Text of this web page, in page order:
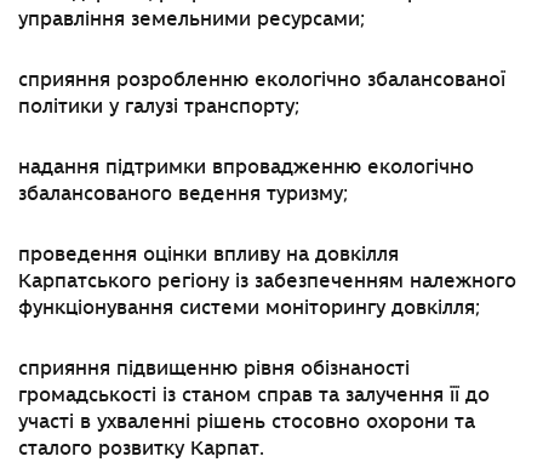
управління земельними ресурсами;
сприяння розробленню екологічно збалансованої
політики у галузі транспорту;
надання підтримки впровадженню екологічно
збалансованого ведення туризму;
проведення оцінки впливу на довкілля
Карпатського регіону із забезпеченням належного
функціонування системи моніторингу довкілля;
сприяння підвищенню рівня обізнаності
громадськості із станом справ та залучення її до
участі в ухваленні рішень стосовно охорони та
сталого розвитку Карпат.